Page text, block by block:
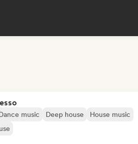
music Deep house
House music